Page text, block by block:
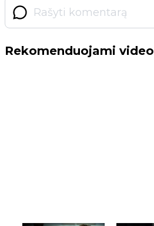
Rekomenduojami video